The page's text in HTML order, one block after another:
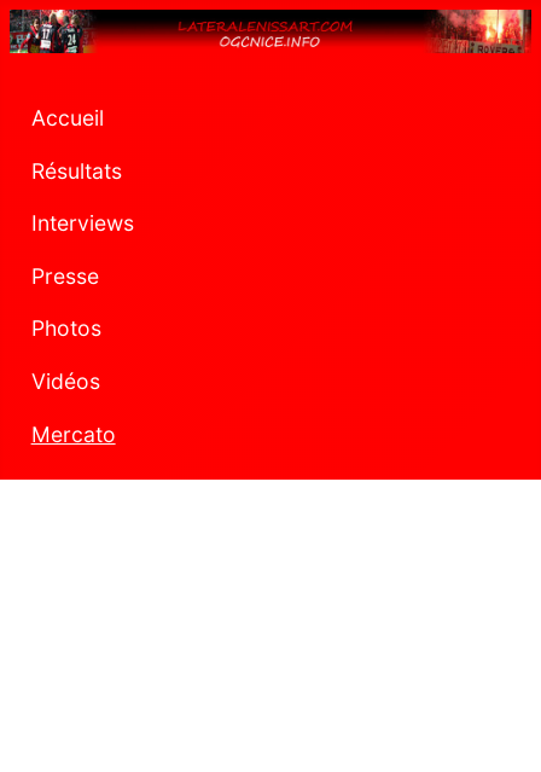
Accueil
Résultats
Interviews
Presse
Photos
Vidéos
Mercato